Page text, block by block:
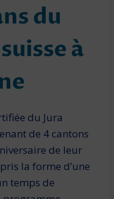
du
à
du Jura
de 4 cantons
de leur
la forme d’une
temps de